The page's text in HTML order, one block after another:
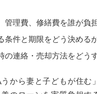
管理費、修繕費を誰が負
条件と期限をどう決める
の連絡・売却方法をどう
うから妻と子どもが住む